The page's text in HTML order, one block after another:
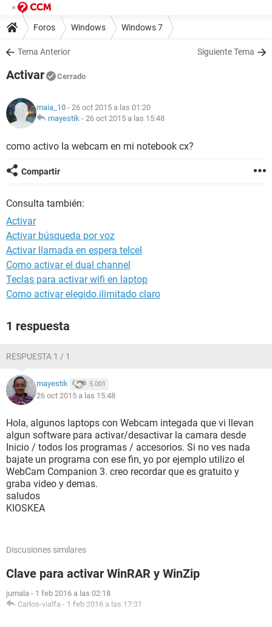
Foros Windows Windows 7
Tema Anterior Siguiente Tema
Activar Cerrado
maia_10 - 26 oct 2015 a las 01:20
mayestik - 26 oct 2015 a las 15:48
como activo la webcam en mi notebook cx?
Compartir
Consulta también:
Activar
Activar búsqueda por voz
Activar llamada en espera telcel
Como activar el dual channel
Teclas para activar wifi en laptop
Como activar elegido ilimitado claro
1 respuesta
RESPUESTA 1 / 1
mayestik 5.001
26 oct 2015 a las 15:48
Hola, algunos laptops con Webcam integada que vi llevan
algun software para activar/desactivar la camara desde
Inicio / todos los programas / accesorios. Si no ves nada
bajate un programa con ese fin, yo por ejemplo utilizo el
WebCam Companion 3. creo recordar que es gratuito y
graba video y demas.
saludos
KIOSKEA
Discusiones similares
Clave para activar WinRAR y WinZip
jumala - 1 feb 2016 a las 02:18
Carlos-vialfa - 1 feb 2016 a las 17:31